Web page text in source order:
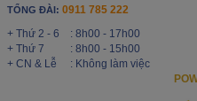
TỔNG ĐÀI: 0911 785 222
+ Thứ 2 - 6
: 8h00 - 17h00
+ Thứ 7
: 8h00 - 15h00
+ CN & Lễ
: Không làm việc